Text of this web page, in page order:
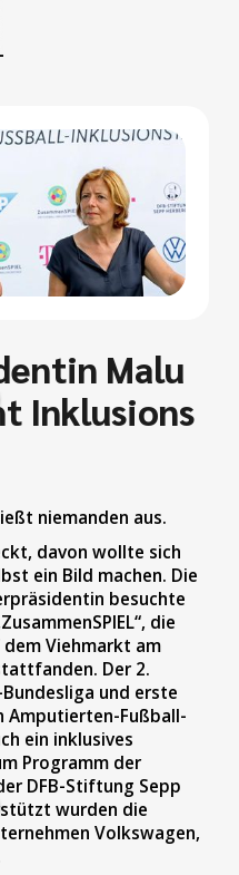
Malu
Inklusions
niemanden aus.
davon wollte sich
ein Bild machen. Die
besuchte
die
Viehmarkt am
Der 2.
und erste
Amputierten-Fußball-
ein inklusives
Programm der
DFB-Stiftung Sepp
wurden die
Volkswagen,